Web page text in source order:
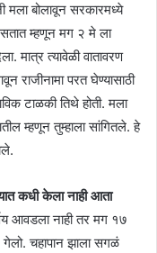
मला बोलावून सरकारमध्ये
म्हणून मग २ मे ला
मात्र त्यावेळी वातावरण
राजीनामा परत घेण्यासाठी
टाळकी तिथे होती. मला
म्हणून तुम्हाला सांगितले. हे
कधी केला नाही आता
आवडला नाही तर मग १७
चहापान झाला सगळं